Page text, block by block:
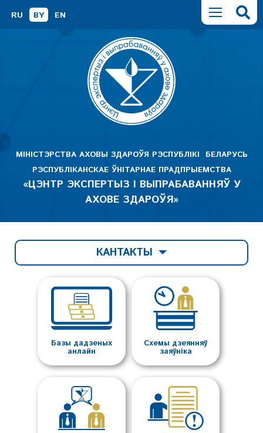
RU BY EN
МІНІСТЭРСТВА АХОВЫ ЗДАРОЎЯ РЭСПУБЛІКІ БЕЛАРУСЬ
РЭСПУБЛІКАНСКАЕ ЎНІТАРНАЕ ПРАДПРЫЕМСТВА
«ЦЭНТР ЭКСПЕРТЫЗ І ВЫПРАБАВАННЯЎ У
АХОВЕ ЗДАРОЎЯ»
КАНТАКТЫ
Базы дадзеных
анлайн
Схемы дзеянняў
заяўніка